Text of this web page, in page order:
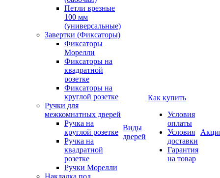
Петли врезные
100 мм
(универсальные)
Завертки (Фиксаторы)
Фиксаторы
Морелли
Фиксаторы на
квадратной
розетке
Фиксаторы на
круглой розетке
Ручки для
межкомнатных дверей
Ручка на
круглой розетке
Ручка на
квадратной
розетке
Ручки Морелли
Накладка под
Виды
дверей
Как купить
Условия
оплаты
Условия
доставки
Гарантия
на товар